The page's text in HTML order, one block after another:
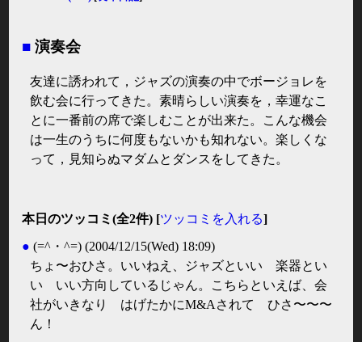
■ 演奏会
友達に誘われて，ジャズの演奏の中でボージョレを
飲む会に行ってきた。素晴らしい演奏を，幸運なこ
とに一番前の席で楽しむことが出来た。こんな機会
は一生のうちに何度もないかも知れない。楽しくな
って，見知らぬマダムとダンスをしてきた。
本日のツッコミ(全2件) [ツッコミを入れる]
● (=^・^=)(2004/12/15(Wed) 18:09)
ちょ〜おひさ。いいねえ、ジャズといい 楽器とい
い いい方向しているじゃん。こちらといえば、会
社がいきなり はげたかにM&Aされて ひさ〜〜〜
ん！